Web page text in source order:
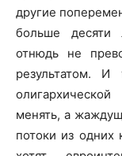
другие
больше
отнюдь не
результатом.
менять, а
потоки из одних